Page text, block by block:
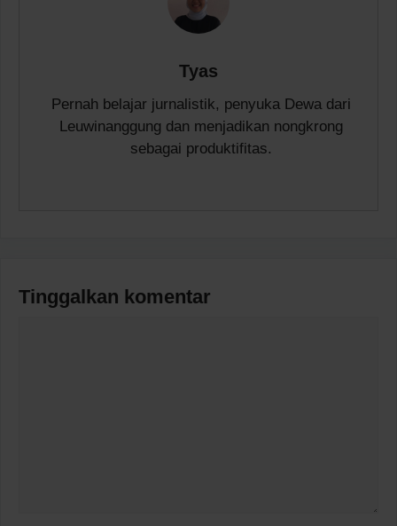
Tyas
Pernah belajar jurnalistik, penyuka Dewa dari
Leuwinanggung dan menjadikan nongkrong
sebagai produktifitas.
Tinggalkan komentar